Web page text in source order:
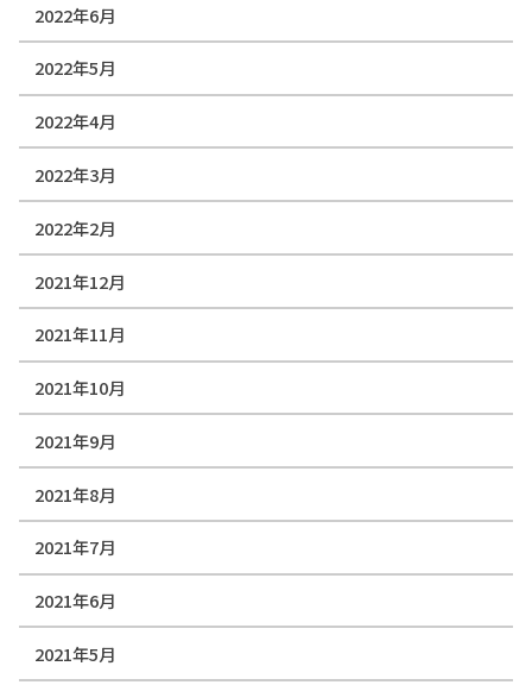
2022年6月
2022年5月
2022年4月
2022年3月
2022年2月
2021年12月
2021年11月
2021年10月
2021年9月
2021年8月
2021年7月
2021年6月
2021年5月